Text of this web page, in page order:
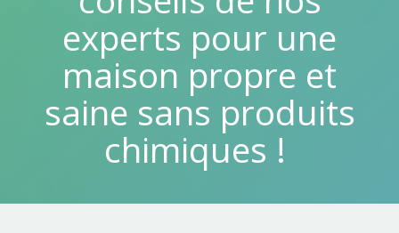
experts pour une
maison propre et
saine sans produits
chimiques !